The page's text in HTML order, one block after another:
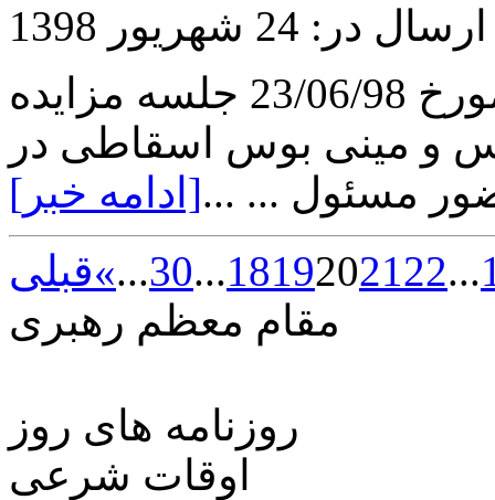
ارسال در: 24 شهریور 1398
در روز دوشنبه ساعت 10 صبح مورخ 23/06/98 جلسه مزایده
اتوبوس و مینی بوس اسقاطی در
مسئول ... ...[ادامه خبر]
...
1819202122
...
30
...
»
مقام معظم رهبری
روزنامه های روز
اوقات شرعی